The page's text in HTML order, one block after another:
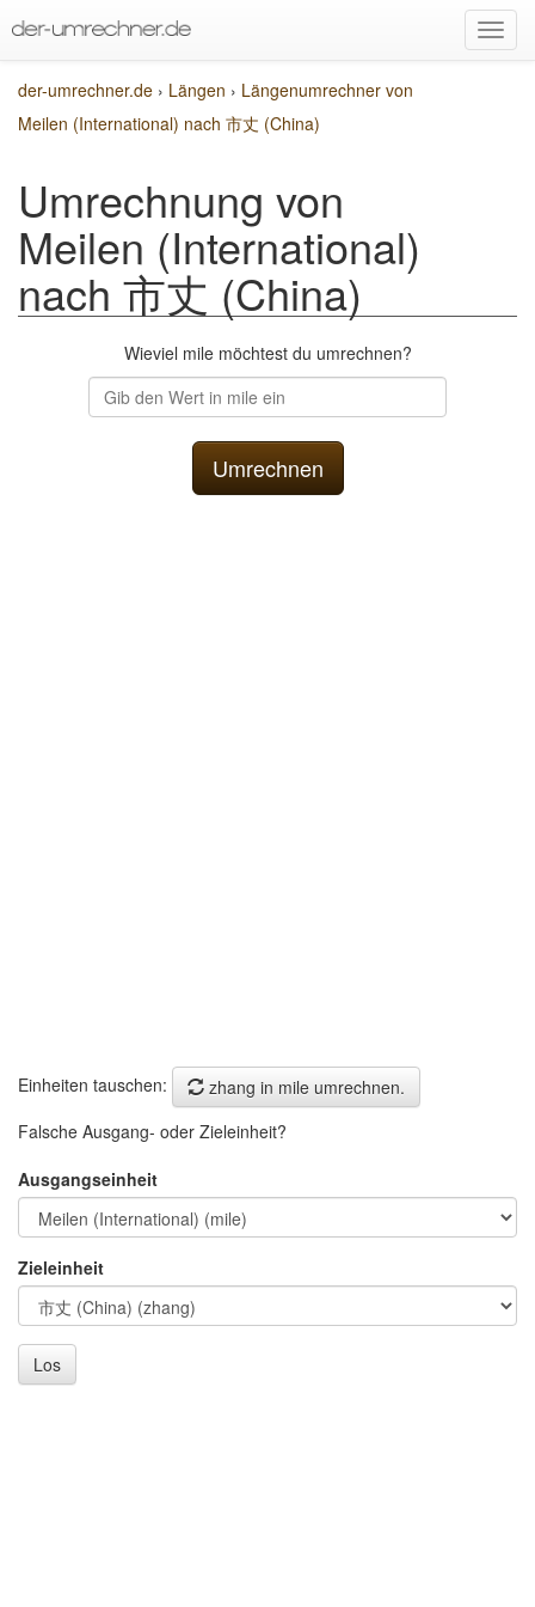
der-umrechner.de › Längen › Längenumrechner von
Meilen (International) nach 市丈 (China)
Umrechnung von
Meilen (International)
nach 市丈 (China)
Wieviel mile möchtest du umrechnen?
Einheiten tauschen:
zhang in mile umrechnen.
Falsche Ausgang- oder Zieleinheit?
Ausgangseinheit
Zieleinheit
Los